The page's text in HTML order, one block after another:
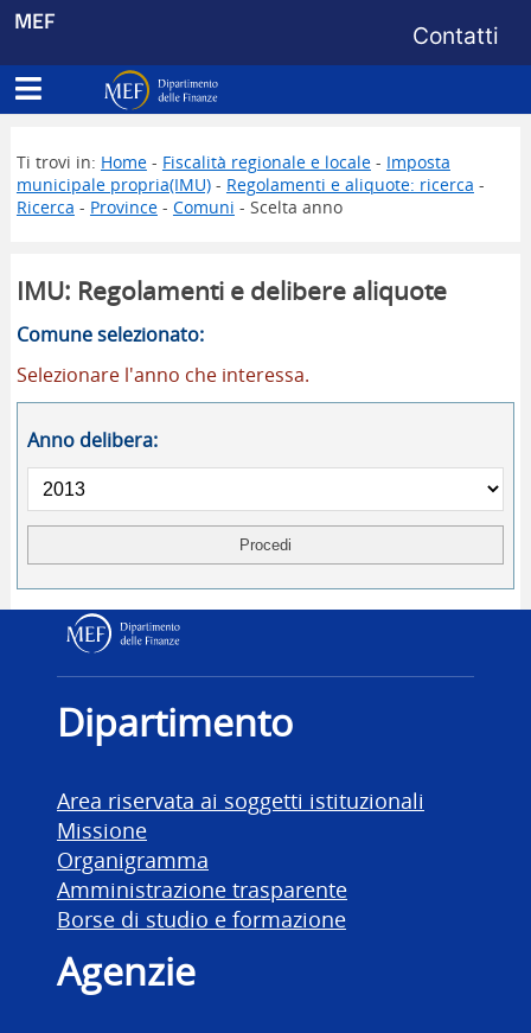
MEF Menu di
Contatti
Apri menu principale
Dipartimento delle Finanze
Ti trovi in: Home- Fiscalità regionale e locale- Imposta
municipale propria(IMU)- Regolamenti e aliquote: ricerca -
Ricerca - Province- Comuni - Scelta anno
IMU: Regolamenti e delibere aliquote
Comune selezionato:
Selezionare l'anno che interessa.
Anno delibera:
Dipartimento delle
Dipartimento
Area riservata ai soggetti istituzionali
Missione
Organigramma
Amministrazione trasparente
Borse di studio e formazione
Agenzie